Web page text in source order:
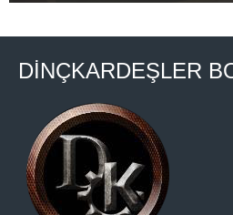
DİNÇKARDEŞLER